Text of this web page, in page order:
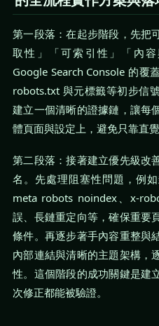
第一段落：在起步階段，先把
取性」「可索引性」「內
Google Search Console 的覆
robots.txt 與元標籤等初步信
建立一個清晰的證據鏈，讓每
體頁面與設定上，避免只靠直覺
第二段落：接著建立優先級改
名。先處理阻塞性問題，例
meta robots noindex、x-
誤、長鏈重定向等，確保重要
條件。再逐步著手內容重整與
內部連結與清晰的主題架構，
性。這個階段的成功關鍵是建
次修正都能被驗證。